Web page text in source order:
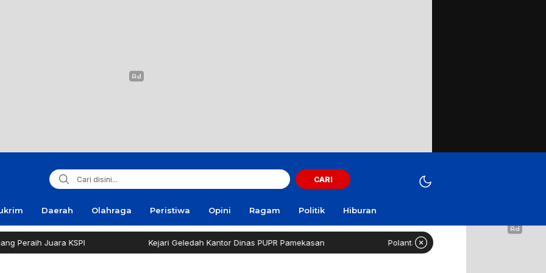
CARI
Daerah Olahraga Peristiwa Opini Ragam Politik Hiburan
Juara KSPI Kejari Geledah Kantor Dinas PUPR Pamekasan Polantas Sampang Imbau Latihan Gerak Jalan